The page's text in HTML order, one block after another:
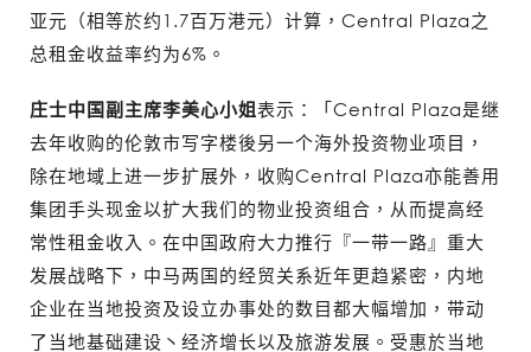
亚元（相等於约1.7百万港元）计算，Central Plaza之
总租金收益率约为6%。
庄士中国副主席李美心小姐表示：「Central Plaza是继
去年收购的伦敦市写字楼後另一个海外投资物业项目，
除在地域上进一步扩展外，收购Central Plaza亦能善用
集团手头现金以扩大我们的物业投资组合，从而提高经
常性租金收入。在中国政府大力推行『一带一路』重大
发展战略下，中马两国的经贸关系近年更趋紧密，内地
企业在当地投资及设立办事处的数目都大幅增加，带动
了当地基础建设丶经济增长以及旅游发展。受惠於当地